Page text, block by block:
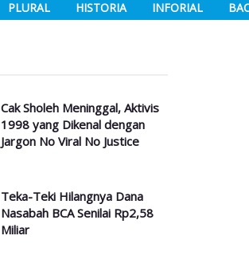
PLURAL HISTORIA INFORIAL
Cak Sholeh Meninggal, Aktivis
1998 yang Dikenal dengan
Jargon No Viral No Justice
Teka-Teki Hilangnya Dana
Nasabah BCA Senilai Rp2,58
Miliar